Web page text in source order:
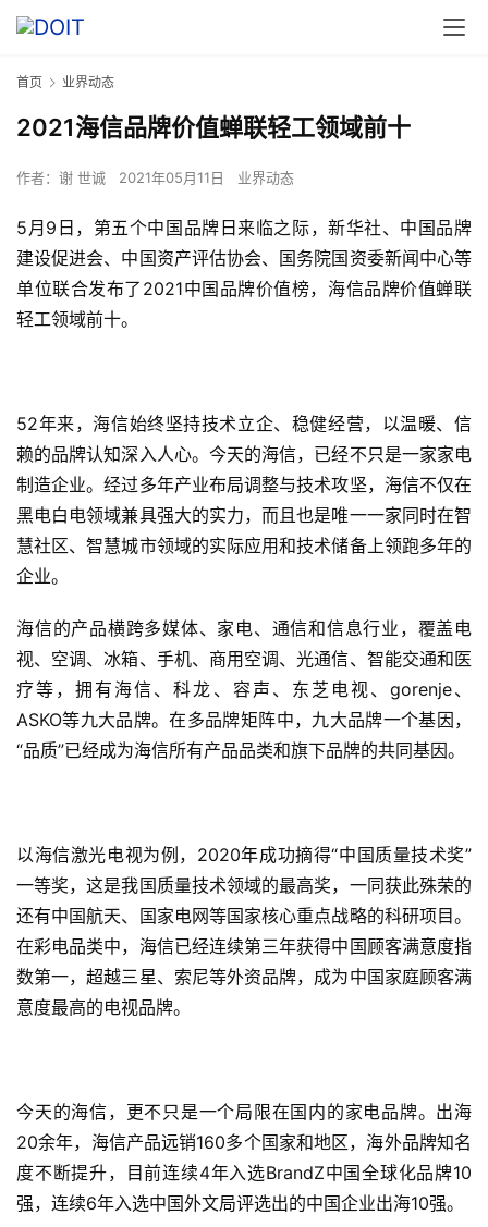
首页 业界动态
2021海信品牌价值蝉联轻工领域前十
作者： 谢 世诚 2021年05月11日 业界动态
5月9日，第五个中国品牌日来临之际，新华社、中国品牌
建设促进会、中国资产评估协会、国务院国资委新闻中心等
单位联合发布了2021中国品牌价值榜，海信品牌价值蝉联
轻工领域前十。
52年来，海信始终坚持技术立企、稳健经营，以温暖、信
赖的品牌认知深入人心。今天的海信，已经不只是一家家电
制造企业。经过多年产业布局调整与技术攻坚，海信不仅在
黑电白电领域兼具强大的实力，而且也是唯一一家同时在智
慧社区、智慧城市领域的实际应用和技术储备上领跑多年的
企业。
海信的产品横跨多媒体、家电、通信和信息行业，覆盖电
视、空调、冰箱、手机、商用空调、光通信、智能交通和医
疗等，拥有海信、科龙、容声、东芝电视、gorenje、
ASKO等九大品牌。在多品牌矩阵中，九大品牌一个基因，
“品质”已经成为海信所有产品品类和旗下品牌的共同基因。
以海信激光电视为例，2020年成功摘得“中国质量技术奖”
一等奖，这是我国质量技术领域的最高奖，一同获此殊荣的
还有中国航天、国家电网等国家核心重点战略的科研项目。
在彩电品类中，海信已经连续第三年获得中国顾客满意度指
数第一，超越三星、索尼等外资品牌，成为中国家庭顾客满
意度最高的电视品牌。
今天的海信，更不只是一个局限在国内的家电品牌。出海
20余年，海信产品远销160多个国家和地区，海外品牌知名
度不断提升，目前连续4年入选BrandZ中国全球化品牌10
强，连续6年入选中国外文局评选出的中国企业出海10强。